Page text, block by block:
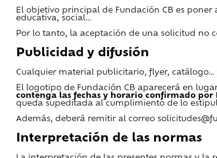
El objetivo principal de Fundación CB es
educativa, social…
Por lo tanto, la aceptación de una solicitud
Publicidad y difusión
Cualquier material publicitario, flyer, catálogo…
El logotipo de Fundación CB aparecerá en
contenga las fechas y horario confirmado por
queda supeditada al cumplimiento de lo
Además, deberá remitir al correo
Interpretación de las normas